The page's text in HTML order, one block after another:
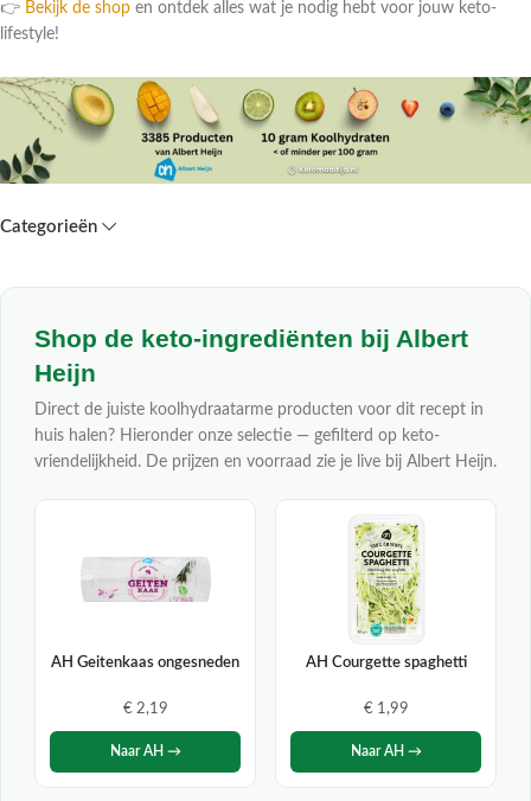
👉 Bekijk de shop en ontdek alles wat je nodig hebt voor jouw keto-
lifestyle!
Categorieën
Shop de keto-ingrediënten bij Albert
Heijn
Direct de juiste koolhydraatarme producten voor dit recept in
huis halen? Hieronder onze selectie — gefilterd op keto-
vriendelijkheid. De prijzen en voorraad zie je live bij Albert Heijn.
AH Geitenkaas ongesneden
€ 2,19
Naar AH →
AH Courgette spaghetti
€ 1,99
Naar AH →